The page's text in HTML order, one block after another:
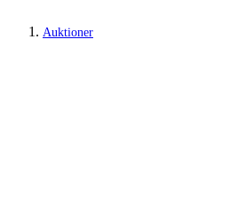
Auktioner